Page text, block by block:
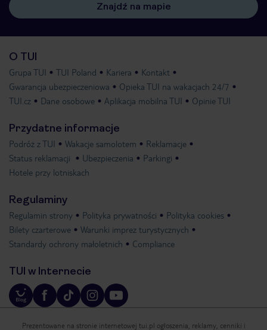
Znajdź na mapie
O TUI
Grupa TUI TUI Poland Kariera
Kontakt
Gwarancja ubezpieczeniowa
Opieka TUI na wakacjach 24/7
TUI.cz
Dane osobowe Aplikacja mobilna TUI Opinie TUI
Przydatne informacje
Podróż z TUI Wakacje samolotem
Reklamacje
Status reklamacji
Ubezpieczenia
Parkingi
Hotele przy lotniskach
Regulaminy
Regulamin strony Polityka prywatności
Polityka cookies
Bilety czarterowe
Warunki imprez turystycznych
Standardy ochrony małoletnich
Compliance
TUI w Internecie
Prezentowane na stronie internetowej tui.pl ogłoszenia, reklamy, cenniki i